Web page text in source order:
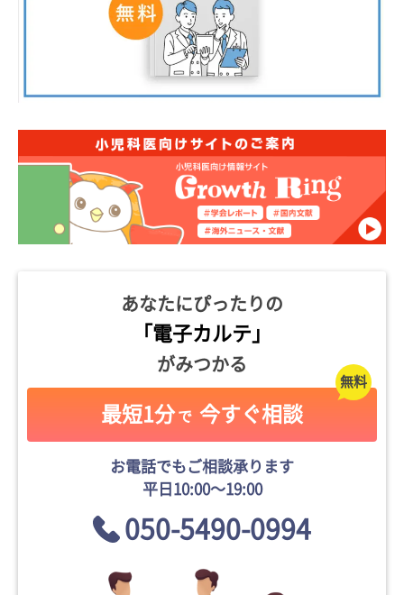
あなたにぴったりの
「電子カルテ」
がみつかる
最短1分 で 今すぐ相談
お電話でもご相談承ります
平日10:00〜19:00
050-5490-0994